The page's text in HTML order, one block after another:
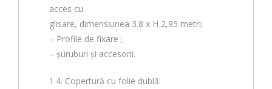
acces cu
glisare, dimensiunea 3.8 x H 2,95 metri;
– Profile de fixare ;
– șuruburi și accesorii.
1.4. Copertură cu folie dublă: